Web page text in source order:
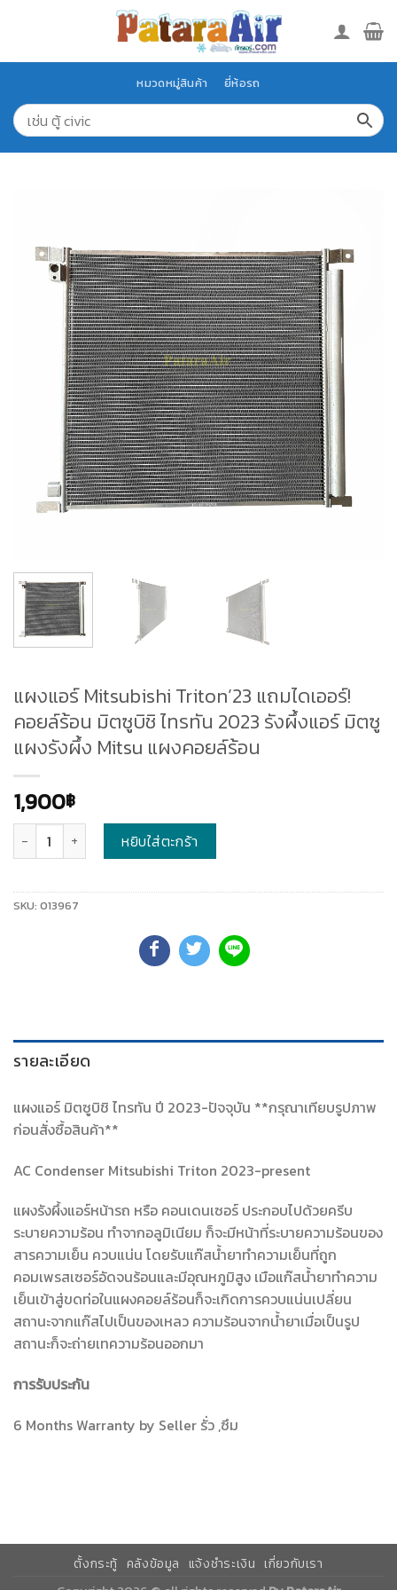
หมวดหมู่สินค้า ยี่ห้อรถ
แผงแอร์ Mitsubishi Triton’23 แถมไดเออร์!
คอยล์ร้อน มิตซูบิชิ ไทรทัน 2023 รังผึ้งแอร์ มิตซู
แผงรังผึ้ง Mitsu แผงคอยล์ร้อน
1,900฿
หยิบใส่ตะกร้า
SKU: 013967
รายละเอียด
แผงแอร์ มิตซูบิชิ ไทรทัน ปี 2023-ปัจจุบัน **กรุณาเทียบรูปภาพ
ก่อนสั่งซื้อสินค้า**
AC Condenser Mitsubishi Triton 2023-present
แผงรังผึ้งแอร์หน้ารถ หรือ คอนเดนเซอร์ ประกอบไปด้วยครีบ
ระบายความร้อน ทำจากอลูมิเนียม ก็จะมีหน้าที่ระบายความร้อนของ
สารความเย็น ควบแน่น โดยรับแก๊สน้ำยาทำความเย็นที่ถูก
คอมเพรสเซอร์อัดจนร้อนและมีอุณหภูมิสูง เมือแก๊สน้ำยาทำความ
เย็นเข้าสู่ขดท่อในแผงคอยล์ร้อนก็จะเกิดการควบแน่นเปลี่ยน
สถานะจากแก๊สไปเป็นของเหลว ความร้อนจากน้ำยาเมื่อเป็นรูป
สถานะก็จะถ่ายเทความร้อนออกมา
การรับประกัน
6 Months Warranty by Seller รั่ว ,ซึม
ตั้งกระทู้ คลังข้อมูล แจ้งชำระเงิน เกี่ยวกับเรา